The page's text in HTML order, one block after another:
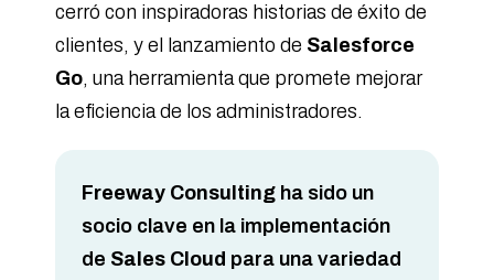
cerró con inspiradoras historias de éxito de
clientes, y el lanzamiento de Salesforce
Go, una herramienta que promete mejorar
la eficiencia de los administradores.
Freeway Consultingha sido un
socio clave en la implementación
de Sales Cloud para una variedad